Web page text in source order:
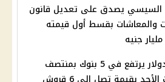
السيسي يصدق على تعديل قانون
والمعاشات بقسط أول قيمته
سعر الدولار يرتفع في 5 بنوك بمنتصف